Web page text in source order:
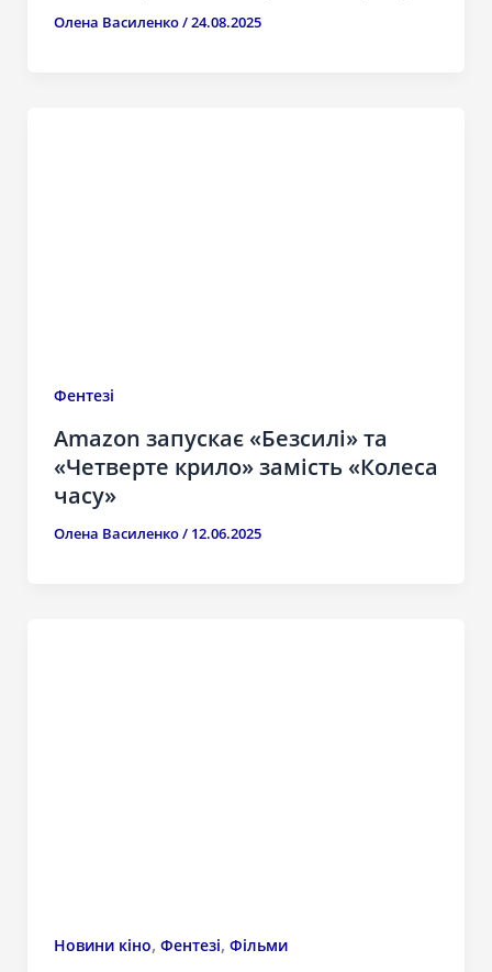
Олена Василенко/24.08.2025
Фентезі
Amazon запускає «Безсилі» та
«Четверте крило» замість «Колеса
часу»
Олена Василенко/ 12.06.2025
Новини кіно, Фентезі, Фільми